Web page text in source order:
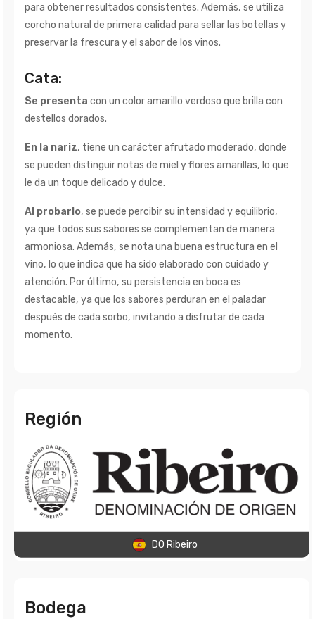
para obtener resultados consistentes. Además, se utiliza
corcho natural de primera calidad para sellar las botellas y
preservar la frescura y el sabor de los vinos.
Cata:
Se presenta con un color amarillo verdoso que brilla con
destellos dorados.
En la nariz, tiene un carácter afrutado moderado, donde
se pueden distinguir notas de miel y flores amarillas, lo que
le da un toque delicado y dulce.
Al probarlo, se puede percibir su intensidad y equilibrio,
ya que todos sus sabores se complementan de manera
armoniosa. Además, se nota una buena estructura en el
vino, lo que indica que ha sido elaborado con cuidado y
atención. Por último, su persistencia en boca es
destacable, ya que los sabores perduran en el paladar
después de cada sorbo, invitando a disfrutar de cada
momento.
Región
DO Ribeiro
Bodega